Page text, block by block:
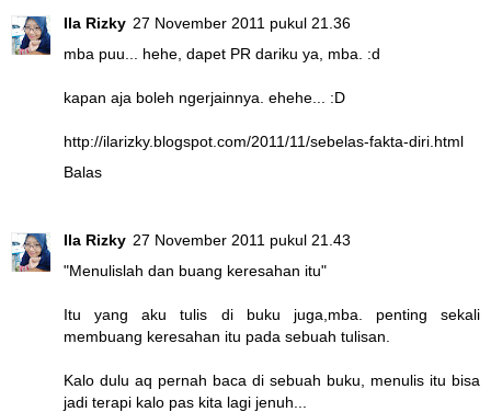
Ila Rizky 27 November 2011 pukul 21.36
mba puu... hehe, dapet PR dariku ya, mba. :d
kapan aja boleh ngerjainnya. ehehe... :D
http://ilarizky.blogspot.com/2011/11/sebelas-fakta-diri.html
Balas
Ila Rizky 27 November 2011 pukul 21.43
"Menulislah dan buang keresahan itu"
Itu yang aku tulis di buku juga,mba. penting sekali
membuang keresahan itu pada sebuah tulisan.
Kalo dulu aq pernah baca di sebuah buku, menulis itu bisa
jadi terapi kalo pas kita lagi jenuh...